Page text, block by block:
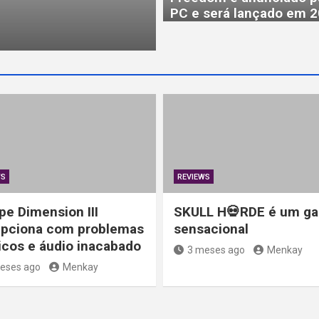
PC e será lançado em
Dimension III
com problemas
e áudio inacabado
ago Menkay
REVIEWS
SKULL H💀RDE é um
sensacional
3 meses ago Menkay